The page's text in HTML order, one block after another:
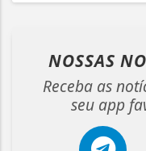
NOSSAS
Receba as
seu app